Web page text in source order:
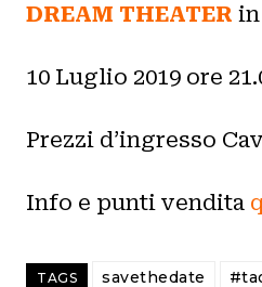
DREAM THEATER
10 Luglio 2019 ore
Prezzi d’ingresso
Info e punti vendita
TAGS savethedate